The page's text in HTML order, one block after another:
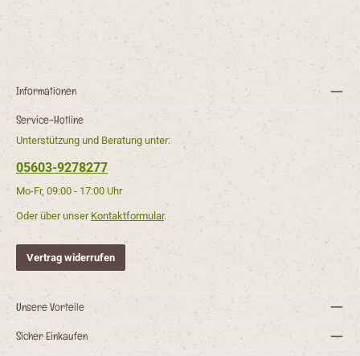
Informationen
Service-Hotline
Unterstützung und Beratung unter:
05603-9278277
Mo-Fr, 09:00 - 17:00 Uhr
Oder über unser Kontaktformular.
Vertrag widerrufen
Unsere Vorteile
Sicher Einkaufen